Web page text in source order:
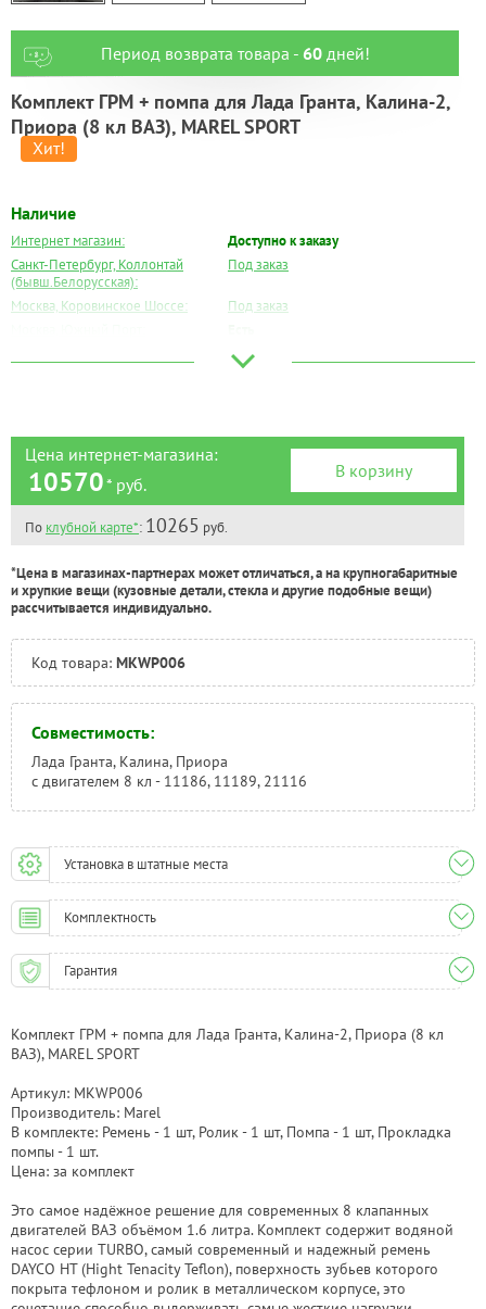
Период возврата товара - 60дней!
Комплект ГРМ + помпа для Лада Гранта, Калина-2,
Приора (8 кл ВАЗ), MAREL SPORT
Наличие
Интернет магазин:
Доступно к заказу
Санкт-Петербург, Коллонтай
(бывш.Белорусская):
Под заказ
Москва, Коровинское Шоссе:
Под заказ
Под заказ
Тверь:
Тюмень:
Челябинск:
Цена интернет-магазина:
10570* руб.
В корзину
По клубной карте*: 10265 руб.
*Цена в магазинах-партнерах может отличаться, а на крупногабаритные
и хрупкие вещи (кузовные детали, стекла и другие подобные вещи)
рассчитывается индивидуально.
Код товара: MKWP006
Совместимость:
Лада Гранта, Калина, Приора
с двигателем 8 кл - 11186, 11189, 21116
Установка в штатные места
Комплектность
Гарантия
Комплект ГРМ + помпа для Лада Гранта, Калина-2, Приора (8 кл
ВАЗ), MAREL SPORT
Артикул: MKWP006
Производитель: Marel
В комплекте: Ремень - 1 шт, Ролик - 1 шт, Помпа - 1 шт, Прокладка
помпы - 1 шт.
Цена: за комплект
Это самое надёжное решение для современных 8 клапанных
двигателей ВАЗ объёмом 1.6 литра. Комплект содержит водяной
насос серии TURBO, самый современный и надежный ремень
DAYCO HT (Hight Tenacity Teflon), поверхность зубьев которого
покрыта тефлоном и ролик в металлическом корпусе, это